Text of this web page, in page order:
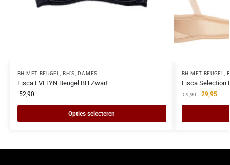
BH MET BEUGEL ,BH'S ,DAMES
Lisca EVELYN Beugel BH Zwart
52,90
Opties selecteren
BH MET BEUGEL ,
Lisca Selection
59,90 29,95